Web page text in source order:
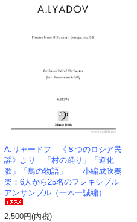
A.リャードフ 《８つのロシア民
謡》より 「村の踊り」「道化
歌」「鳥の物語」 小編成吹奏
楽：6人から25名のフレキシブル
アンサンブル（一木一誠編）
2,500円(内税)